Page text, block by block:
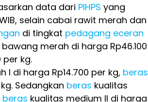
data dari PIHPS yang
selain cabai rawit merah dan
di tingkat pedagang eceran
merah di harga Rp46.100
per kg.
I di harga Rp14.700 per kg, beras
Sedangkan beras kualitas
beras kualitas medium II di harga